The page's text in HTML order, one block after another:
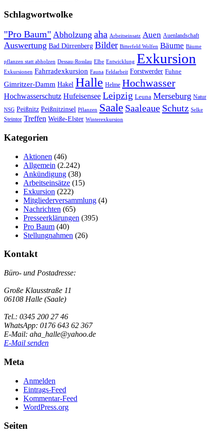
Schlagwortwolke
"Pro Baum" Abholzung aha Arbeitseinsatz Auen Auenlandschaft
Auswertung Bad Dürrenberg Bilder Bitterfeld Wolfen Bäume Bäume
pflanzen statt abholzen Dessau-Rosslau Elbe Entwicklung Exkursion
Exkursionen Fahrradexkursion Fauna Feldarbeit Forstwerder Fuhne
Gimritzer-Damm Hakel Halle Helme Hochwasser
Hochwasserschutz Hufeisensee Leipzig Leuna Merseburg Natur
NSG Peißnitz Peißnitzinsel Pflanzen Saale Saaleaue Schutz Selke
Steintor Treffen Weiße-Elster Winterexkursion
Kategorien
Aktionen (46)
Allgemein (2.242)
Ankündigung (38)
Arbeitseinsätze (15)
Exkursion (222)
Mitgliederversammlung (4)
Nachrichten (65)
Presseerklärungen (395)
Pro Baum (40)
Stellungnahmen (26)
Kontakt
Büro- und Postadresse:
Große Klausstraße 11
06108 Halle (Saale)
Tel.: 0345 200 27 46
WhatsApp: 0176 643 62 367
E-Mail: aha_halle@yahoo.de
E-Mail senden
Meta
Anmelden
Eintrags-Feed
Kommentar-Feed
WordPress.org
Seiten